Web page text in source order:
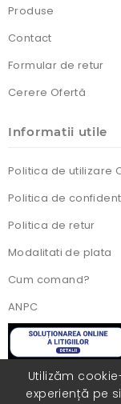
Produse
Contact
Formular de retur
Cerere Ofertă
Informatii utile
Politica de utilizare
Politica de
Politica de retur
Modalitati de plata
Cum comand?
ANPC
Utilizăm
experiență pe